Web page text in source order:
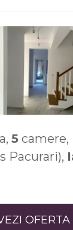
5 camere,
Pacurari),
OFERTA